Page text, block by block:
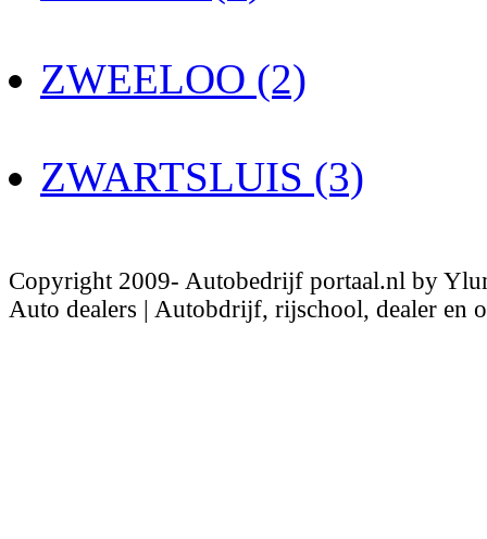
ZWEELOO (2)
ZWARTSLUIS (3)
Copyright 2009- Autobedrijf portaal.nl by
Auto dealers | Autobdrijf, rijschool, dealer en